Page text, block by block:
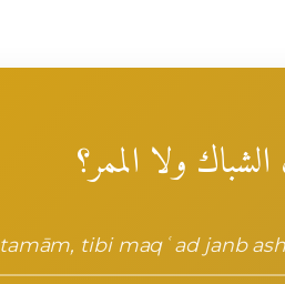
ولا الممر؟
tamām, tibi maqʿad janb